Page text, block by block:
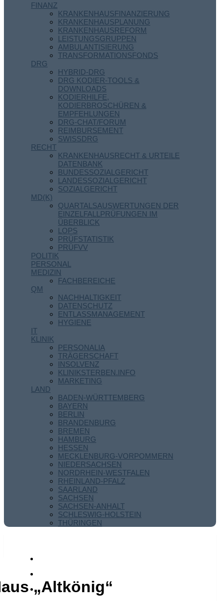
FINANZ
KRANKENHAUSFINANZIERUNG
KRANKENHAUSPLANUNG
KRANKENHAUSREFORM
LEISTUNGSGRUPPEN
AMBULANTISIERUNG
TRANSFORMATIONSFONDS
DRG
HYBRID-DRG
DRG KODIER-TOOLS &
DOWNLOADS
KODIERHILFE,
KODIERBROSCHÜREN &
EMPFEHLUNGEN
DRG-CHAT/FORUM
REIMBURSEMENT
SWISSDRG
RECHT
KRANKENHAUSRECHT & URTEILE
DATENBANK
BUNDESSOZIALGERICHT
LANDESSOZIALGERICHT
SOZIALGERICHT
MD(K)
QUARTALSAUSWERTUNGEN DER
EINZELFALLPRÜFUNGEN IM
ÜBERBLICK
LOPS
PRÜFSTATISTIK
PRÜFVV
POLITIK
PERSONAL
MEDIZIN
FACHBEREICHE
QM
NACHHALTIGKEIT
DATENSCHUTZ
ENTLASSMANAGEMENT
HYGIENE
IT
KLINIK
PERSONALIA
TRÄGERSCHAFT
INSOLVENZ
KLINIKSTERBEN.INFO
MARKETING
LAND
BADEN-WÜRTTEMBERG
BAYERN
BERLIN
BRANDENBURG
BREMEN
HAMBURG
HESSEN
MECKLENBURG-VORPOMMERN
NIEDERSACHSEN
NORDRHEIN-WESTFALEN
RHEINLAND-PFALZ
SAARLAND
SACHSEN
SACHSEN-ANHALT
SCHLESWIG-HOLSTEIN
THÜRINGEN
„Altkönig“